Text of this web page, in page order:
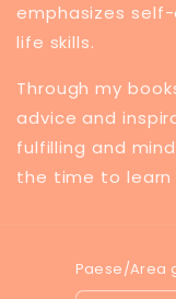
emphasizes
life skills.
Through my
advice and
fulfilling and
the time to
Paese/Area